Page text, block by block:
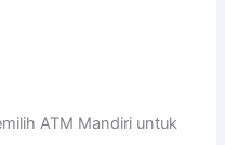
ATM Mandiri untuk